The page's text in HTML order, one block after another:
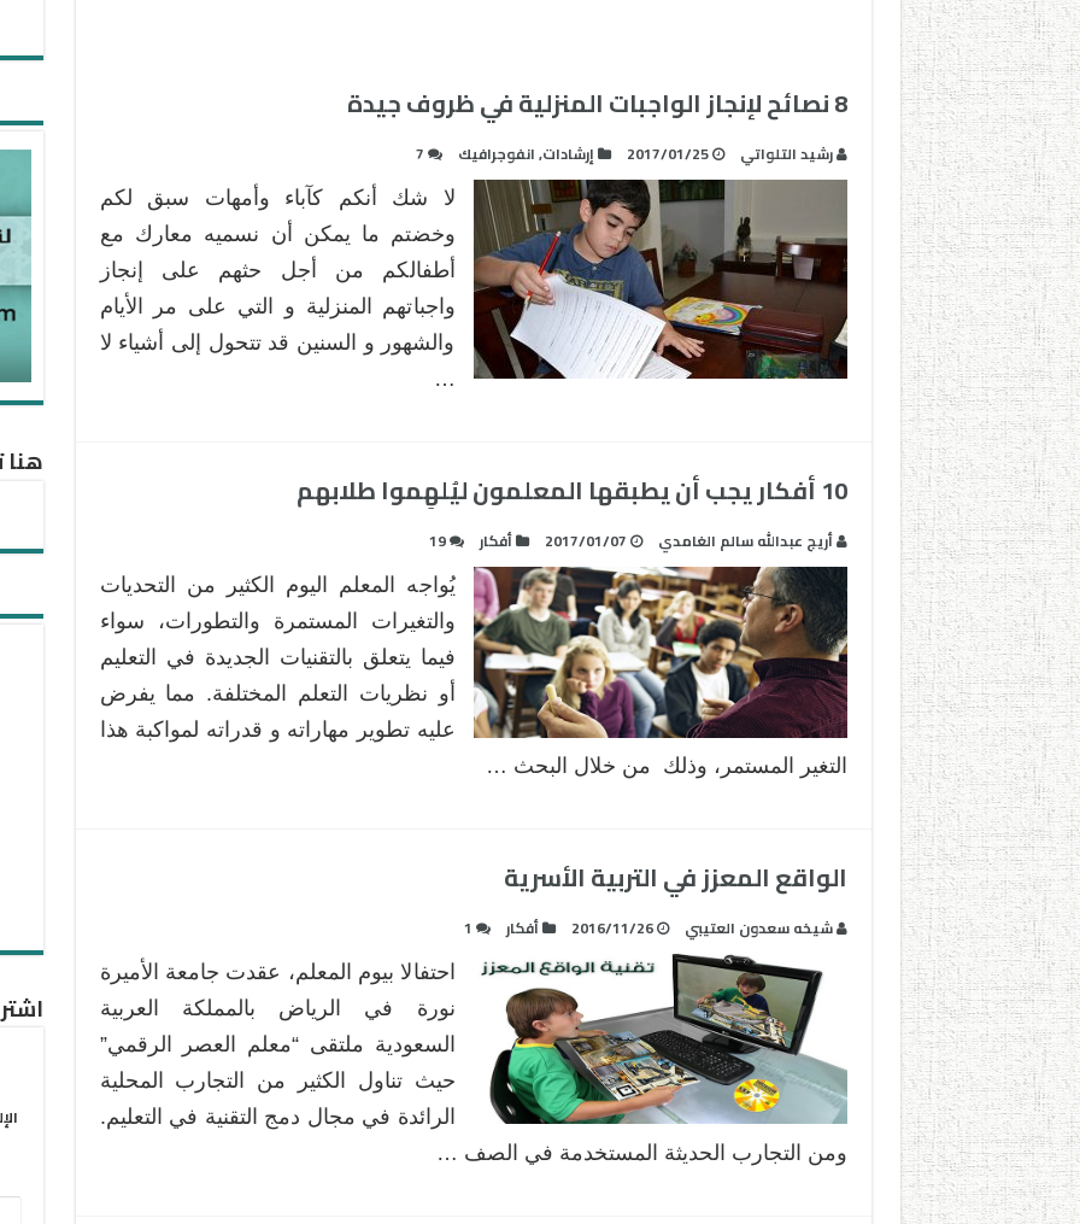
8 نصائح لإنجاز الواجبات المنزلية في ظروف جيدة
رشيد التلواتي 2017/01/25 إرشادات,انفوجرافيك 7
لا شك أنكم كآباء وأمهات سبق لكم
وخضتم ما يمكن أن نسميه معارك مع
أطفالكم من أجل حثهم على إنجاز
واجباتهم المنزلية و التي على مر الأيام
والشهور و السنين قد تتحول إلى أشياء لا
…
10 أفكار يجب أن يطبقها المعلمون ليُلهِموا طلابهم
أريج عبدالله سالم الغامدي 2017/01/07 أفكار 19
يُواجه المعلم اليوم الكثير من التحديات
والتغيرات المستمرة والتطورات، سواء
فيما يتعلق بالتقنيات الجديدة في التعليم
أو نظريات التعلم المختلفة. مما يفرض
عليه تطوير مهاراته و قدراته لمواكبة هذا
التغير المستمر، وذلك من خلال البحث …
الواقع المعزز في التربية الأسرية
شيخه سعدون العتيبي‎ 2016/11/26 أفكار 1
احتفالا بيوم المعلم، عقدت جامعة الأميرة
نورة في الرياض بالمملكة العربية
السعودية ملتقى “معلم العصر الرقمي”
حيث تناول الكثير من التجارب المحلية
الرائدة في مجال دمج التقنية في التعليم.
ومن التجارب الحديثة المستخدمة في الصف …
هنا